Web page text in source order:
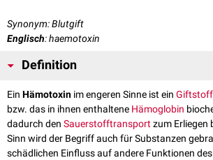
Synonym: Blutgift
Englisch: haemotoxin
Definition
Ein Hämotoxin im engeren Sinne ist ein Giftstoff
bzw. das in ihnen enthaltene Hämoglobin
dadurch den Sauerstofftransportzum Erliegen
Sinn wird der Begriff auch für Substanzen
schädlichen Einfluss auf andere Funktionen